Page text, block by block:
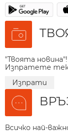
"Твоята
Изпратете
Изпрати
Всичко най-